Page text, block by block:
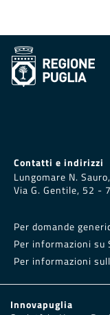
Contatti e indirizzi
Lungomare N.
Via G. Gentile, 52 -
Per domande
Per informazioni su
Per informazioni
Innovapuglia